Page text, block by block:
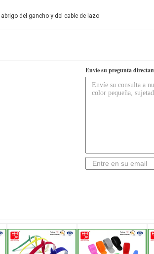
abrigo del gancho y del cable de lazo
Envíe su pregunta